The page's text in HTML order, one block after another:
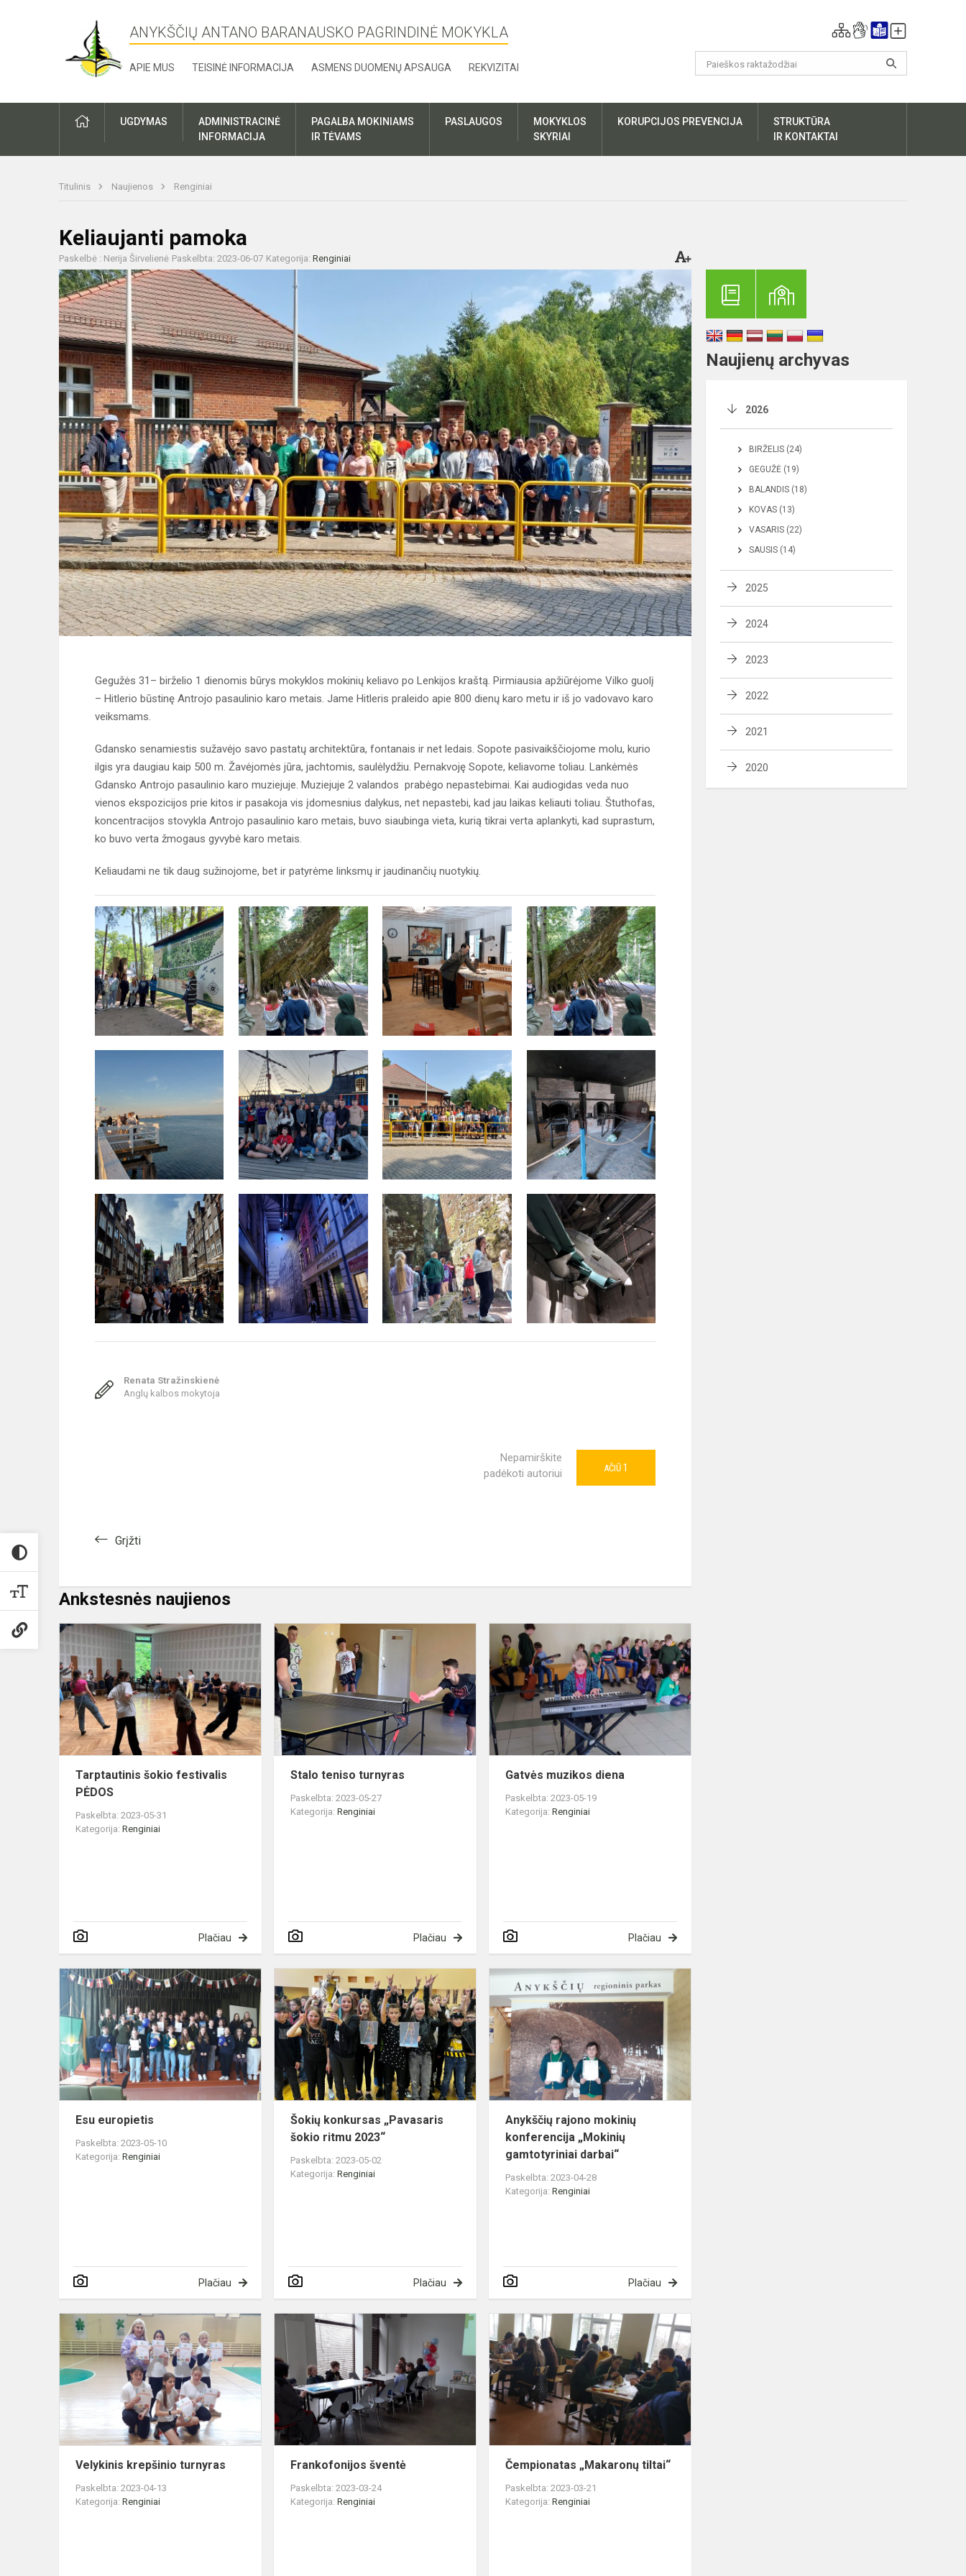
ANYKŠČIŲ ANTANO BARANAUSKO PAGRINDINĖ MOKYKLA
APIE MUS TEISINĖ INFORMACIJA ASMENS DUOMENŲ APSAUGA REKVIZITAI
UGDYMAS
ADMINISTRACINĖ
INFORMACIJA
PAGALBA MOKINIAMS
IR TĖVAMS
PASLAUGOS
MOKYKLOS
SKYRIAI
KORUPCIJOS PREVENCIJA
STRUKTŪRA
IR KONTAKTAI
Titulinis Naujienos Renginiai
Keliaujanti pamoka
Paskelbė : Nerija Širvelienė Paskelbta: 2023-06-07 Kategorija: Renginiai
Gegužės 31– birželio 1 dienomis būrys mokyklos mokinių keliavo po Lenkijos kraštą. Pirmiausia apžiūrėjome Vilko guolį
– Hitlerio būstinę Antrojo pasaulinio karo metais. Jame Hitleris praleido apie 800 dienų karo metu ir iš jo vadovavo karo
veiksmams.
Gdansko senamiestis sužavėjo savo pastatų architektūra, fontanais ir net ledais. Sopote pasivaikščiojome molu, kurio
ilgis yra daugiau kaip 500 m. Žavėjomės jūra, jachtomis, saulėlydžiu. Pernakvoję Sopote, keliavome toliau. Lankėmės
Gdansko Antrojo pasaulinio karo muziejuje. Muziejuje 2 valandos prabėgo nepastebimai. Kai audiogidas veda nuo
vienos ekspozicijos prie kitos ir pasakoja vis įdomesnius dalykus, net nepastebi, kad jau laikas keliauti toliau. Štuthofas,
koncentracijos stovykla Antrojo pasaulinio karo metais, buvo siaubinga vieta, kurią tikrai verta aplankyti, kad suprastum,
ko buvo verta žmogaus gyvybė karo metais.
Keliaudami ne tik daug sužinojome, bet ir patyrėme linksmų ir jaudinančių nuotykių.
Renata Stražinskienė
Anglų kalbos mokytoja
Nepamirškite
padėkoti autoriui
AČIŪ 1
Grįžti
Ankstesnės naujienos
Tarptautinis
festivalis
PĖDOS
Tarptautinis šokio festivalis
PĖDOS
Paskelbta: 2023-05-31
Kategorija: Renginiai
Plačiau
teniso
turnyras
Stalo teniso turnyras
Paskelbta: 2023-05-27
Kategorija:Renginiai
Plačiau
muzikos
diena
Gatvės muzikos diena
Paskelbta: 2023-05-19
Kategorija:Renginiai
Plačiau
europietis
Esu europietis
Paskelbta: 2023-05-10
Kategorija: Renginiai
Plačiau
Šokių
konkursas
„Pavasaris
šokio
ritmu
Šokių konkursas „Pavasaris
šokio ritmu 2023“
Paskelbta: 2023-05-02
Kategorija:Renginiai
Plačiau
konferencija
Anykščių rajono mokinių
konferencija „Mokinių
gamtotyriniai darbai“
Paskelbta: 2023-04-28
Kategorija:Renginiai
Plačiau
Velykinis
krepšinio
turnyras
Velykinis krepšinio turnyras
Paskelbta: 2023-04-13
Kategorija: Renginiai
Frankofonijos
šventė
Frankofonijos šventė
Paskelbta: 2023-03-24
Kategorija:Renginiai
tiltai“
Čempionatas „Makaronų tiltai“
Paskelbta: 2023-03-21
Kategorija:Renginiai
Naujienų archyvas
2026
BIRŽELIS (24)
GEGUŽĖ (19)
BALANDIS (18)
KOVAS (13)
VASARIS (22)
SAUSIS (14)
2025
2024
2023
2022
2021
2020